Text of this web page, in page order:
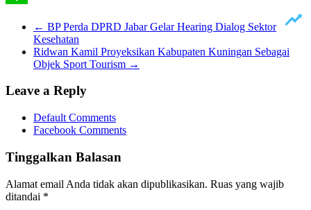
← BP Perda DPRD Jabar Gelar Hearing Dialog Sektor
Kesehatan
Ridwan Kamil Proyeksikan Kabupaten Kuningan Sebagai
Objek Sport Tourism →
Leave a Reply
Default Comments
Facebook Comments
Tinggalkan Balasan
Alamat email Anda tidak akan dipublikasikan. Ruas yang wajib
ditandai *